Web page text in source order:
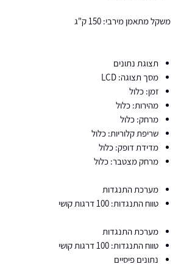
משקל מתאמן מירבי: 150 ק"ג
תצוגת נתונים
מסך תצוגה: LCD
זמן: כלול
מהירות: כלול
מרחק: כלול
שריפת קלוריות: כלול
מדידת דופק: כלול
מרחק מצטבר: כלול
מערכת התנגדות
טווח התנגדות: 100 דרגות קושי
מערכת התנגדות
טווח התנגדות: 100 דרגות קושי
נתונים פיסיים